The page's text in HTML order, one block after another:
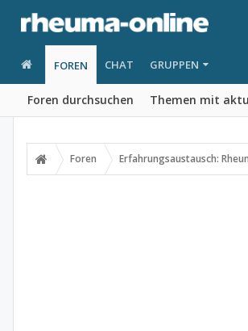
FOREN
Foren durchsuchen Themen mit
CHAT GRUPPEN
Foren Erfahrungsaustausch: